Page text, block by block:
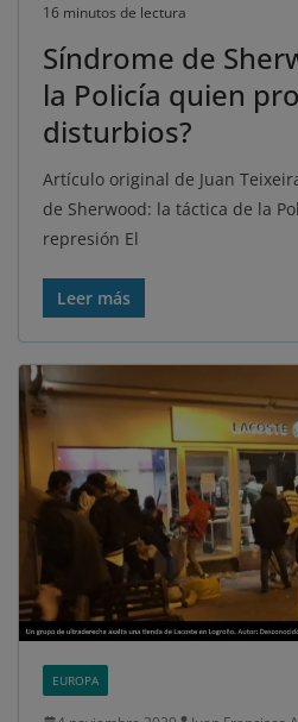
16 minutos de lectura
Síndrome de
la Policía quien
disturbios?
Artículo original de Juan
de Sherwood: la táctica de la
represión El
Leer más
EUROPA